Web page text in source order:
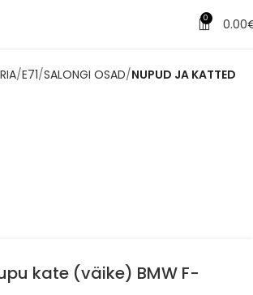
0 0.00
E71 SALONGI OSAD NUPUD JA KATTED
kate (väike) BMW F-